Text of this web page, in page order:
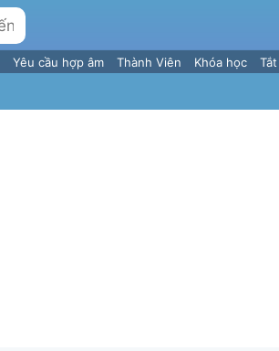
Yêu cầu hợp âm Thành Viên Khóa học